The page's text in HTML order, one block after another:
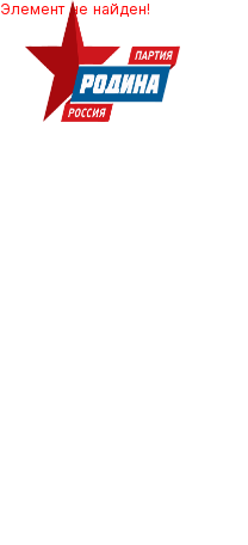
Элемент не найден!